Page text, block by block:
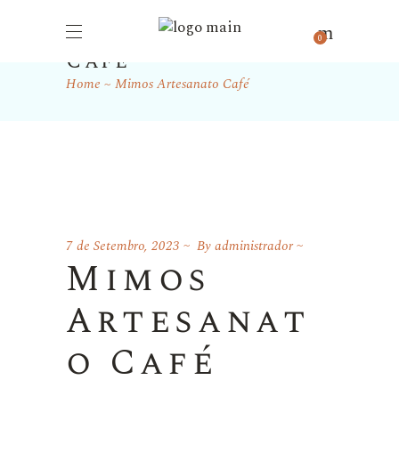
0
Mimos Artesanato
Café
Home Mimos Artesanato Café
7 de Setembro, 2023 Byadministrador
Mimos
Artesanat
o Café